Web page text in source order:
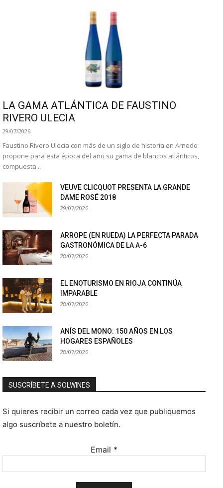
LA GAMA ATLÁNTICA DE FAUSTINO
RIVERO ULECIA
29/07/2026
Faustino Rivero Ulecia con más de un siglo de historia en Arnedo
propone para esta época del año su gama de blancos atlánticos,
compuesta...
VEUVE CLICQUOT PRESENTA LA GRANDE
DAME ROSÉ 2018
29/07/2026
ARROPE (EN RUEDA) LA PERFECTA PARADA
GASTRONÓMICA DE LA A-6
28/07/2026
EL ENOTURISMO EN RIOJA CONTINÚA
IMPARABLE
28/07/2026
ANÍS DEL MONO: 150 AÑOS EN LOS
HOGARES ESPAÑOLES
28/07/2026
SUSCRÍBETE A SOLWINES
Si quieres recibir un correo cada vez que publiquemos
algo suscríbete a nuestro boletín.
Email *